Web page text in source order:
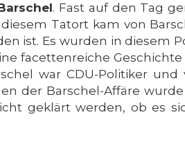
. Fast auf den Tag
Tatort kam von
ist. Es wurden in diesem
facettenreiche
war CDU-Politiker und
der Barschel-Affäre wurde
geklärt werden, ob es